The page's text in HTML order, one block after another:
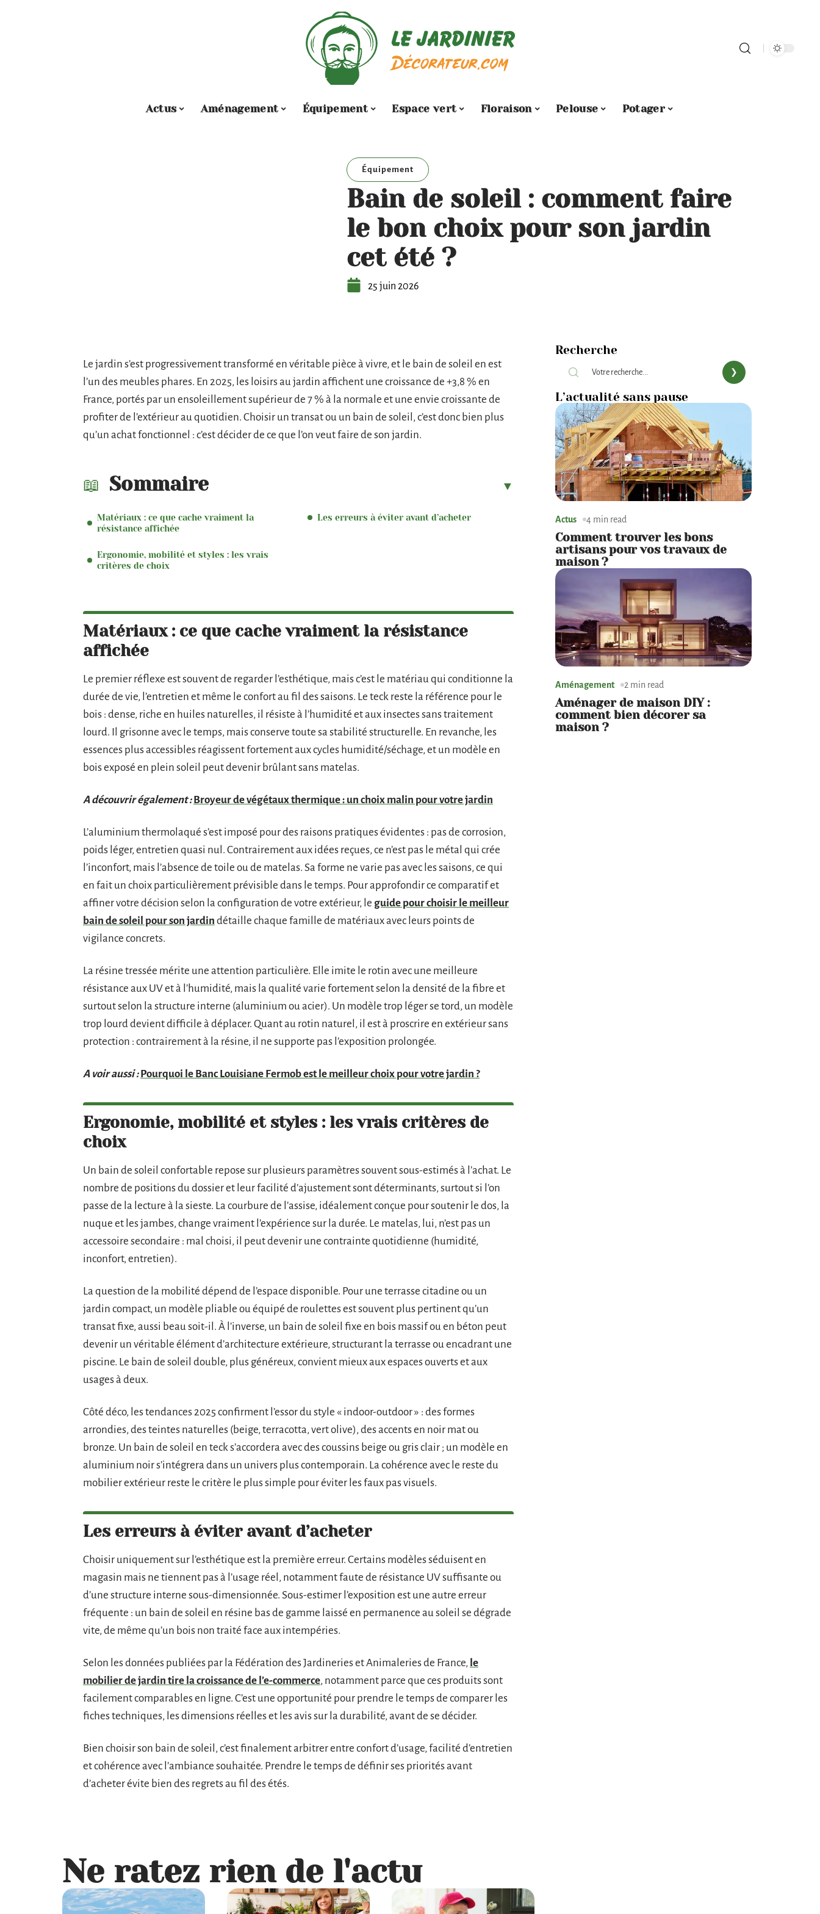
Actus Aménagement Équipement Espace vert Floraison Pelouse Potager
Équipement
Bain de soleil : comment faire
le bon choix pour son jardin
cet été ?
25 juin 2026
Le jardin s’est progressivement transformé en véritable pièce à vivre, et le bain de soleil en est
l’un des meubles phares. En 2025, les loisirs au jardin affichent une croissance de +3,8 % en
France, portés par un ensoleillement supérieur de 7 % à la normale et une envie croissante de
profiter de l’extérieur au quotidien. Choisir un transat ou un bain de soleil, c’est donc bien plus
qu’un achat fonctionnel : c’est décider de ce que l’on veut faire de son jardin.
Sommaire
Matériaux : ce que cache vraiment la
résistance affichée
Ergonomie, mobilité et styles : les vrais
critères de choix
Les erreurs à éviter avant d’acheter
Matériaux : ce que cache vraiment la résistance
affichée
Le premier réflexe est souvent de regarder l’esthétique, mais c’est le matériau qui conditionne la
durée de vie, l’entretien et même le confort au fil des saisons. Le teck reste la référence pour le
bois : dense, riche en huiles naturelles, il résiste à l’humidité et aux insectes sans traitement
lourd. Il grisonne avec le temps, mais conserve toute sa stabilité structurelle. En revanche, les
essences plus accessibles réagissent fortement aux cycles humidité/séchage, et un modèle en
bois exposé en plein soleil peut devenir brûlant sans matelas.
A découvrir également : Broyeur de végétaux thermique : un choix malin pour votre jardin
L’aluminium thermolaqué s’est imposé pour des raisons pratiques évidentes : pas de corrosion,
poids léger, entretien quasi nul. Contrairement aux idées reçues, ce n’est pas le métal qui crée
l’inconfort, mais l’absence de toile ou de matelas. Sa forme ne varie pas avec les saisons, ce qui
en fait un choix particulièrement prévisible dans le temps. Pour approfondir ce comparatif et
affiner votre décision selon la configuration de votre extérieur, le guide pour choisir le meilleur
bain de soleil pour son jardin détaille chaque famille de matériaux avec leurs points de
vigilance concrets.
La résine tressée mérite une attention particulière. Elle imite le rotin avec une meilleure
résistance aux UV et à l’humidité, mais la qualité varie fortement selon la densité de la fibre et
surtout selon la structure interne (aluminium ou acier). Un modèle trop léger se tord, un modèle
trop lourd devient difficile à déplacer. Quant au rotin naturel, il est à proscrire en extérieur sans
protection : contrairement à la résine, il ne supporte pas l’exposition prolongée.
A voir aussi : Pourquoi le Banc Louisiane Fermob est le meilleur choix pour votre jardin ?
Ergonomie, mobilité et styles : les vrais critères de
choix
Un bain de soleil confortable repose sur plusieurs paramètres souvent sous-estimés à l’achat. Le
nombre de positions du dossier et leur facilité d’ajustement sont déterminants, surtout si l’on
passe de la lecture à la sieste. La courbure de l’assise, idéalement conçue pour soutenir le dos, la
nuque et les jambes, change vraiment l’expérience sur la durée. Le matelas, lui, n’est pas un
accessoire secondaire : mal choisi, il peut devenir une contrainte quotidienne (humidité,
inconfort, entretien).
La question de la mobilité dépend de l’espace disponible. Pour une terrasse citadine ou un
jardin compact, un modèle pliable ou équipé de roulettes est souvent plus pertinent qu’un
transat fixe, aussi beau soit-il. À l’inverse, un bain de soleil fixe en bois massif ou en béton peut
devenir un véritable élément d’architecture extérieure, structurant la terrasse ou encadrant une
piscine. Le bain de soleil double, plus généreux, convient mieux aux espaces ouverts et aux
usages à deux.
Côté déco, les tendances 2025 confirment l’essor du style « indoor-outdoor » : des formes
arrondies, des teintes naturelles (beige, terracotta, vert olive), des accents en noir mat ou
bronze. Un bain de soleil en teck s’accordera avec des coussins beige ou gris clair ; un modèle en
aluminium noir s’intégrera dans un univers plus contemporain. La cohérence avec le reste du
mobilier extérieur reste le critère le plus simple pour éviter les faux pas visuels.
Les erreurs à éviter avant d’acheter
Choisir uniquement sur l’esthétique est la première erreur. Certains modèles séduisent en
magasin mais ne tiennent pas à l’usage réel, notamment faute de résistance UV suffisante ou
d’une structure interne sous-dimensionnée. Sous-estimer l’exposition est une autre erreur
fréquente : un bain de soleil en résine bas de gamme laissé en permanence au soleil se dégrade
vite, de même qu’un bois non traité face aux intempéries.
Selon les données publiées par la Fédération des Jardineries et Animaleries de France, le
mobilier de jardin tire la croissance de l’e-commerce, notamment parce que ces produits sont
facilement comparables en ligne. C’est une opportunité pour prendre le temps de comparer les
fiches techniques, les dimensions réelles et les avis sur la durabilité, avant de se décider.
Bien choisir son bain de soleil, c’est finalement arbitrer entre confort d’usage, facilité d’entretien
et cohérence avec l’ambiance souhaitée. Prendre le temps de définir ses priorités avant
d’acheter évite bien des regrets au fil des étés.
Ne ratez rien de l'actu
Recherche
L’actualité sans pause
Actus 4 min read
Comment trouver les bons
artisans pour vos travaux de
maison ?
Aménagement 2 min read
Aménager de maison DIY :
comment bien décorer sa
maison ?